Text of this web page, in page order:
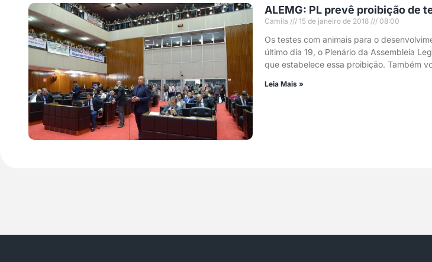
ALEMG: PL prevê proibição de
Camila 15 de janeiro de 2018 08:00
Os testes com animais para o
último dia 19, o Plenário da Assembleia
que estabelece essa proibição. Também
Leia Mais »